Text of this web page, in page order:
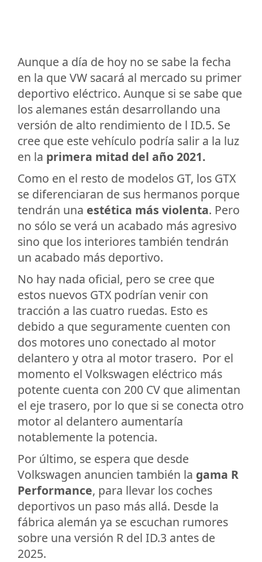
Aunque a día de hoy no se sabe la fecha
en la que VW sacará al mercado su primer
deportivo eléctrico. Aunque si se sabe que
los alemanes están desarrollando una
versión de alto rendimiento de l ID.5. Se
cree que este vehículo podría salir a la luz
en la primera mitad del año 2021.
Como en el resto de modelos GT, los GTX
se diferenciaran de sus hermanos porque
tendrán una estética más violenta. Pero
no sólo se verá un acabado más agresivo
sino que los interiores también tendrán
un acabado más deportivo.
No hay nada oficial, pero se cree que
estos nuevos GTX podrían venir con
tracción a las cuatro ruedas. Esto es
debido a que seguramente cuenten con
dos motores uno conectado al motor
delantero y otra al motor trasero. Por el
momento el Volkswagen eléctrico más
potente cuenta con 200 CV que alimentan
el eje trasero, por lo que si se conecta otro
motor al delantero aumentaría
notablemente la potencia.
Por último, se espera que desde
Volkswagen anuncien también la gama R
Performance, para llevar los coches
deportivos un paso más allá. Desde la
fábrica alemán ya se escuchan rumores
sobre una versión R del ID.3 antes de
2025.